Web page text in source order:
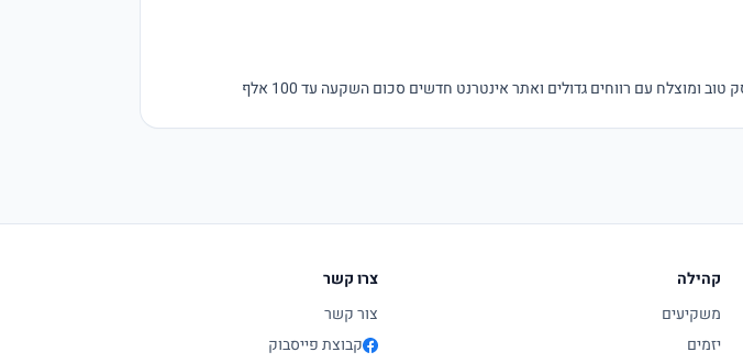
עם רווחים גדולים ואתר אינטרנט חדשים סכום השקעה עד 100 אלף
קהילה
משקיעים
יזמים
צרו קשר
צור קשר
קבוצת פייסבוק